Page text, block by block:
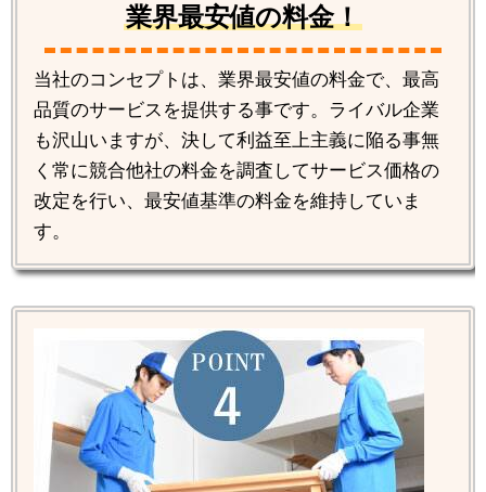
業界最安値の料金！
当社のコンセプトは、業界最安値の料金で、最高
品質のサービスを提供する事です。ライバル企業
も沢山いますが、決して利益至上主義に陥る事無
く常に競合他社の料金を調査してサービス価格の
改定を行い、最安値基準の料金を維持していま
す。